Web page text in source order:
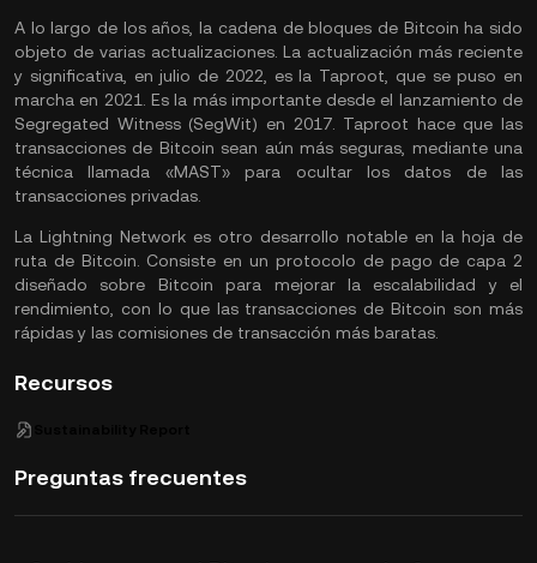
A lo largo de los años, la cadena de bloques de Bitcoin ha sido
objeto de varias actualizaciones. La actualización más reciente
y significativa, en julio de 2022, es la Taproot, que se puso en
marcha en 2021. Es la más importante desde el lanzamiento de
Segregated Witness (SegWit) en 2017. Taproot hace que las
transacciones de Bitcoin sean aún más seguras, mediante una
técnica llamada «MAST» para ocultar los datos de las
transacciones privadas.
La Lightning Network es otro desarrollo notable en la hoja de
ruta de Bitcoin. Consiste en un protocolo de pago de capa 2
diseñado sobre Bitcoin para mejorar la escalabilidad y el
rendimiento, con lo que las transacciones de Bitcoin son más
rápidas y las comisiones de transacción más baratas.
Recursos
Preguntas frecuentes